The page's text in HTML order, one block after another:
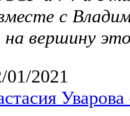
с
на вершину
01/2021